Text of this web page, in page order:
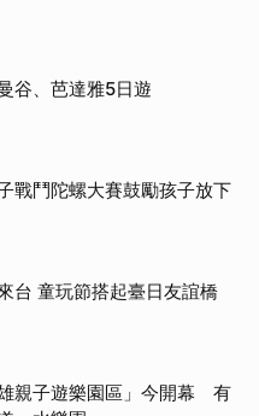
谷、芭達雅5日遊
戰鬥陀螺大賽鼓勵孩子放下
台 童玩節搭起臺日友誼橋
親子遊樂園區」今開幕 有